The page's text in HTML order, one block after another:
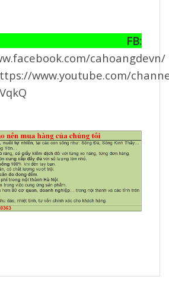
FB:
cahoangdevn/
www.youtube.com/